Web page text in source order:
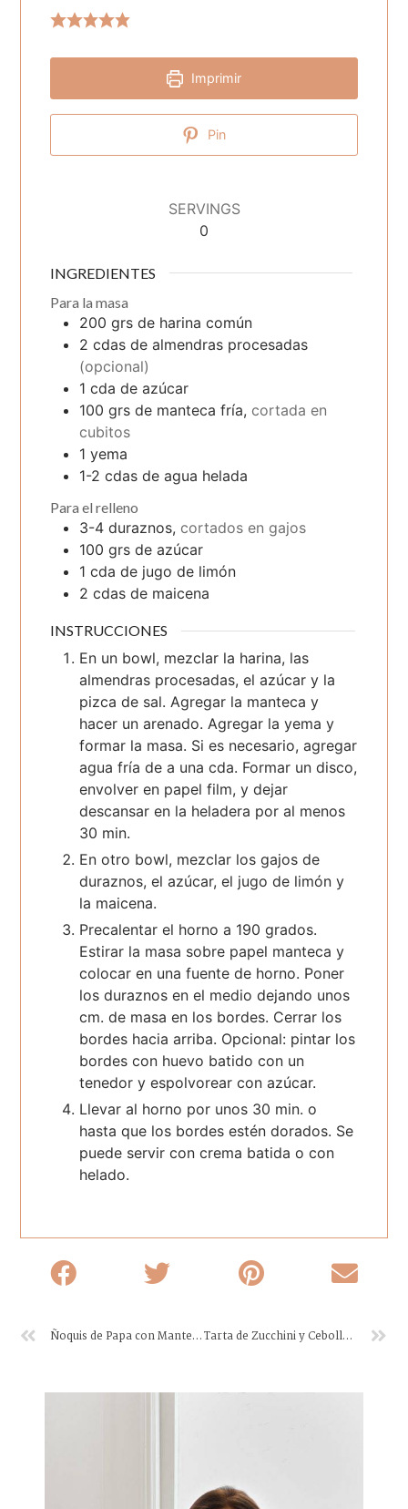
Imprimir
Pin
SERVINGS
0
INGREDIENTES
Para la masa
200 grs de harina común
2 cdas de almendras procesadas
(opcional)
1 cda de azúcar
100 grs de manteca fría, cortada en
cubitos
1 yema
1-2 cdas de agua helada
Para el relleno
3-4 duraznos, cortados en gajos
100 grs de azúcar
1 cda de jugo de limón
2 cdas de maicena
INSTRUCCIONES
En un bowl, mezclar la harina, las
almendras procesadas, el azúcar y la
pizca de sal. Agregar la manteca y
hacer un arenado. Agregar la yema y
formar la masa. Si es necesario, agregar
agua fría de a una cda. Formar un disco,
envolver en papel film, y dejar
descansar en la heladera por al menos
30 min.
En otro bowl, mezclar los gajos de
duraznos, el azúcar, el jugo de limón y
la maicena.
Precalentar el horno a 190 grados.
Estirar la masa sobre papel manteca y
colocar en una fuente de horno. Poner
los duraznos en el medio dejando unos
cm. de masa en los bordes. Cerrar los
bordes hacia arriba. Opcional: pintar los
bordes con huevo batido con un
tenedor y espolvorear con azúcar.
Llevar al horno por unos 30 min. o
hasta que los bordes estén dorados. Se
puede servir con crema batida o con
helado.
Ñoquis de Papa con Manteca y Salvia Tarta de Zucchini y Cebollas Caramelizadas